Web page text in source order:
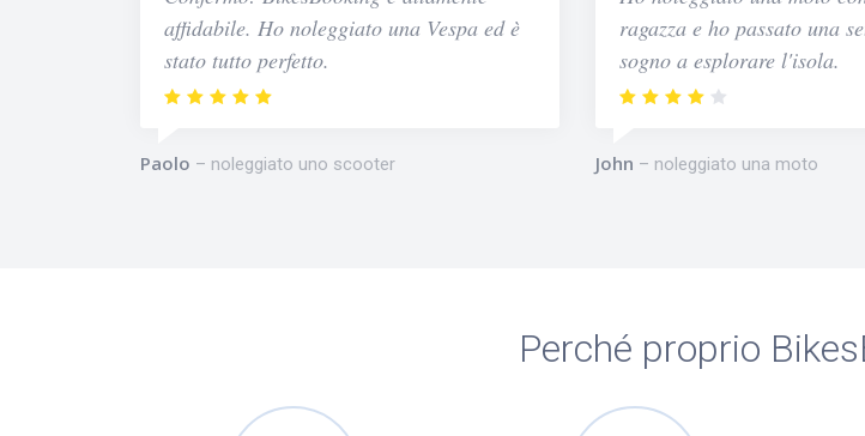
affidabile. Ho noleggiato una Vespa ed è
stato tutto perfetto.
Paolo noleggiato uno scooter
ragazza e ho passato una
sogno a esplorare l'isola.
John noleggiato una moto
Perché proprio